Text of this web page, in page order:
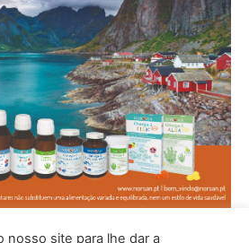
nosso site para lhe dar a